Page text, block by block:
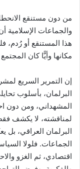
من دون مستنقع
والجماعات الإسلامية
هذا المستنقع أو رُدم،
مكانها وأيًّا كان
إن التمرير السريع
البرلمان، بأسلوب
المشهداني، ومن دون
لمناقشته، لا يكشف
البرلمان العراقي،
الجماعات. فلولا
اقتصادي، ثم الغزو